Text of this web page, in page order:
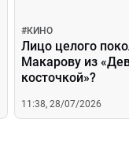
#КИНО
Лицо целого
Макарову из
косточкой»?
11:38, 28/07/2026